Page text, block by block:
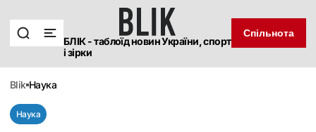
БЛІК - таблоїд новин України, спорт
і зірки
Спільнота
blik наука
Наука